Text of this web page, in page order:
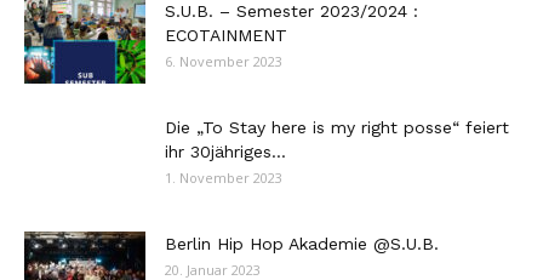
S.U.B. – Semester 2023/2024 :
ECOTAINMENT
6. November 2023
Die „To Stay here is my right posse“ feiert
ihr 30jähriges...
1. November 2023
Berlin Hip Hop Akademie @S.U.B.
20. Januar 2023